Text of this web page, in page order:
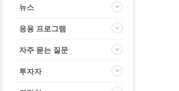
뉴스
응용 프로그램
자주 묻는 질문
투자자